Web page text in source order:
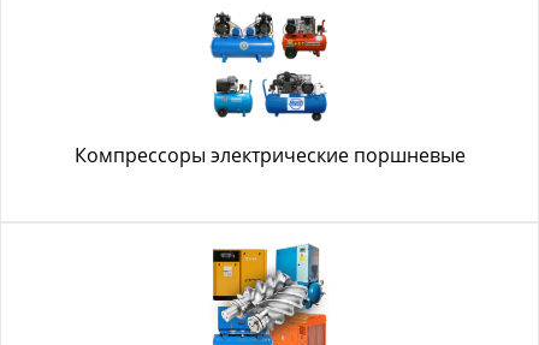
Компрессоры электрические поршневые